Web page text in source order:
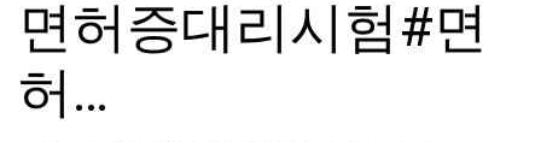
면허증대리시험#면
허…